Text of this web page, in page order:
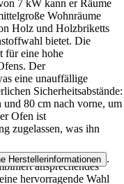
7 kW kann er Räume
Wohnräume
Holz und Holzbriketts
bietet. Die
für eine hohe
Der
eine unauffällige
Sicherheitsabstände:
80 cm nach vorne, um
Ofen ist
zugelassen, was ihn
ansprechendes
hervorragende Wahl
Herstellerinformationen .